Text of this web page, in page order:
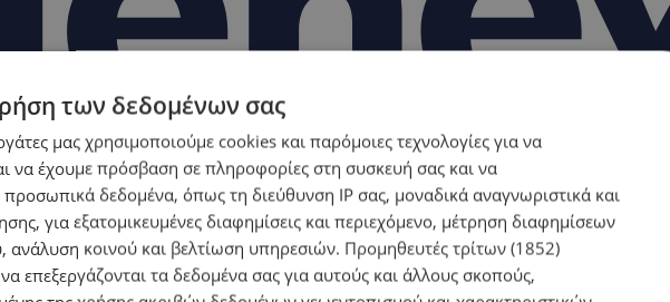
των δεδομένων σας
μας χρησιμοποιούμε cookies και παρόμοιες τεχνολογίες για να
να έχουμε πρόσβαση σε πληροφορίες στη συσκευή σας και να
προσωπικά δεδομένα, όπως τη διεύθυνση IP σας, μοναδικά αναγνωριστικά και
για εξατομικευμένες διαφημίσεις και περιεχόμενο, μέτρηση διαφημίσεων
ανάλυση κοινού και βελτίωση υπηρεσιών. Προμηθευτές τρίτων (1852)
να επεξεργάζονται τα δεδομένα σας για αυτούς και άλλους σκοπούς,